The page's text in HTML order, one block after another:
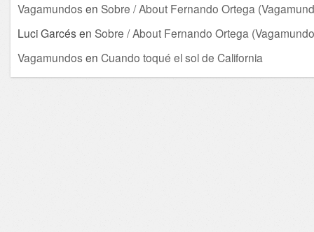
Vagamundos en Sobre / About Fernando Ortega
Luci Garcés en Sobre / About Fernando Ortega
Vagamundos en Cuando toqué el sol de California